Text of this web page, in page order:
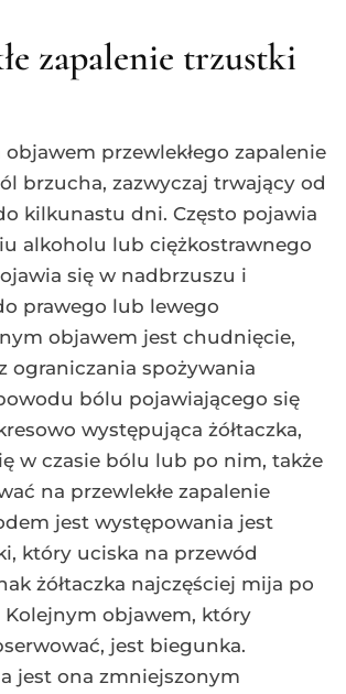
zapalenie trzustki
objawem przewlekłego zapalenie
brzucha, zazwyczaj trwający od
kilkunastu dni. Często pojawia
alkoholu lub ciężkostrawnego
się w nadbrzuszu i
prawego lub lewego
objawem jest chudnięcie,
ograniczania spożywania
bólu pojawiającego się
występująca żółtaczka,
w czasie bólu lub po nim, także
na przewlekłe zapalenie
jest występowania jest
który uciska na przewód
żółtaczka najczęściej mija po
Kolejnym objawem, który
jest biegunka.
jest ona zmniejszonym